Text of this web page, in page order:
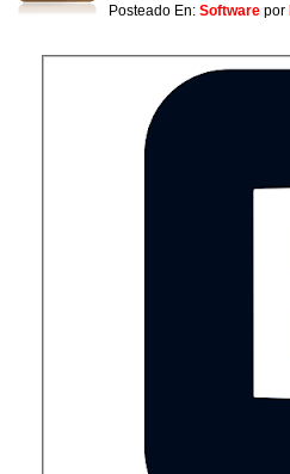
Posteado En: Software por